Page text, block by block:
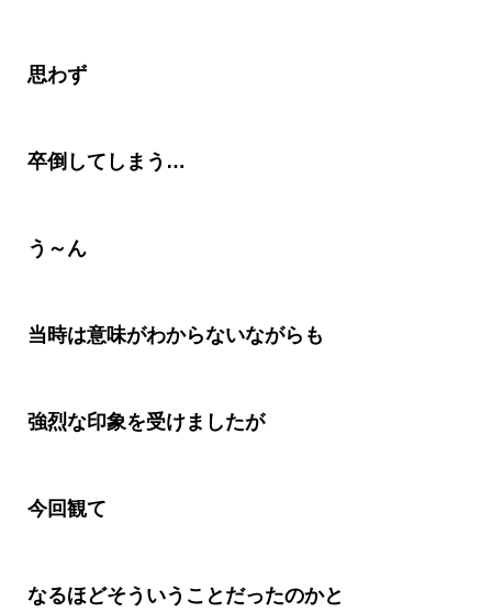
思わず
卒倒 してしまう…
う～ん
当時は意味がわからないながらも
強烈な印象を受けましたが
今回観て
なるほどそういうことだったのかと